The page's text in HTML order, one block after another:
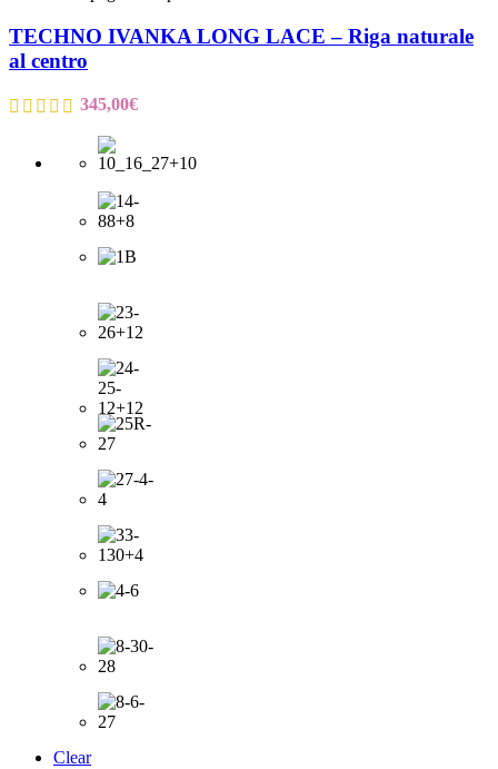
TECHNO IVANKA LONG LACE – Riga naturale
al centro
345,00€
Clear